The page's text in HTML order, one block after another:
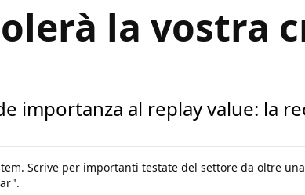
la vostra
importanza al replay value: la
Scrive per importanti testate del settore da oltre